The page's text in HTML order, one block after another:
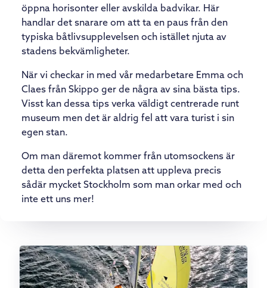
öppna horisonter eller avskilda badvikar. Här
handlar det snarare om att ta en paus från den
typiska båtlivsupplevelsen och istället njuta av
stadens bekvämligheter.
När vi checkar in med vår medarbetare Emma och
Claes från Skippo ger de några av sina bästa tips.
Visst kan dessa tips verka väldigt centrerade runt
museum men det är aldrig fel att vara turist i sin
egen stan.
Om man däremot kommer från utomsockens är
detta den perfekta platsen att uppleva precis
sådär mycket Stockholm som man orkar med och
inte ett uns mer!